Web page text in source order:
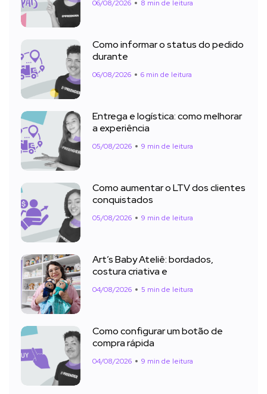
06/08/2026 8 min de leitura
Como informar o status do pedido
durante
06/08/2026 6 min de leitura
Entrega e logística: como melhorar
a experiência
05/08/2026 9 min de leitura
Como aumentar o LTV dos clientes
conquistados
05/08/2026 9 min de leitura
Art’s Baby Ateliê: bordados,
costura criativa e
04/08/2026 5 min de leitura
Como configurar um botão de
compra rápida
04/08/2026 9 min de leitura